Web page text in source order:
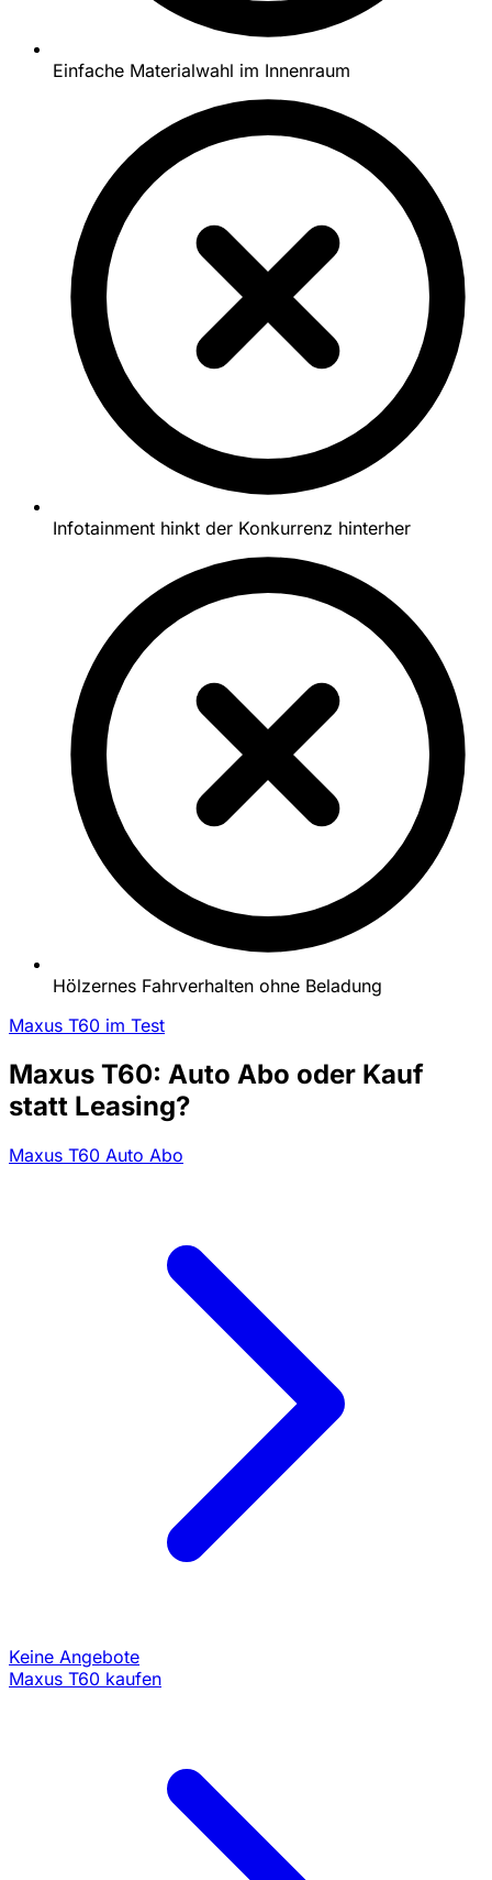
Einfache Materialwahl im Innenraum
Infotainment hinkt der Konkurrenz hinterher
Hölzernes Fahrverhalten ohne Beladung
Maxus T60 im Test
Maxus T60: Auto Abo oder Kauf
statt Leasing?
Maxus T60 Auto Abo
Keine Angebote
Maxus T60 kaufen